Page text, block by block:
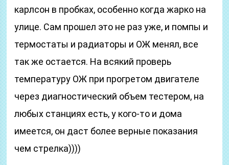
карлсон в пробках, особенно когда жарко на
улице. Сам прошел это не раз уже, и помпы и
термостаты и радиаторы и ОЖ менял, все
так же остается. На всякий проверь
температуру ОЖ при прогретом двигателе
через диагностический объем тестером, на
любых станциях есть, у кого-то и дома
имеется, он даст более верные показания
чем стрелка))))